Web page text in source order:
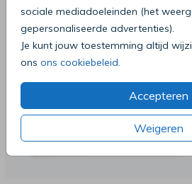
sociale mediadoeleinden (het
gepersonaliseerde advertenties).
Je kunt jouw toestemming altijd
ons ons cookiebeleid
Accepteren
Weigeren